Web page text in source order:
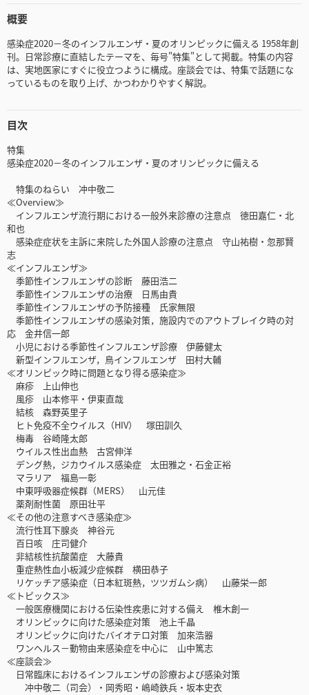
概要
感染症2020－冬のインフルエンザ・夏のオリンピックに備える 1958年創
刊。日常診療に直結したテーマを、毎号"特集"として掲載。特集の内容
は、実地医家にすぐに役立つように構成。座談会では、特集で話題にな
っているものを取り上げ、かつわかりやすく解説。
目次
特集
感染症2020－冬のインフルエンザ・夏のオリンピックに備える
特集のねらい 冲中敬二
≪Overview≫
インフルエンザ流行期における一般外来診療の注意点 徳田嘉仁・北
和也
感染症症状を主訴に来院した外国人診療の注意点 守山祐樹・忽那賢
志
≪インフルエンザ≫
季節性インフルエンザの診断 藤田浩二
季節性インフルエンザの治療 日馬由貴
季節性インフルエンザの予防接種 氏家無限
季節性インフルエンザの感染対策，施設内でのアウトブレイク時の対
応 金井信一郎
小児における季節性インフルエンザ診療 伊藤健太
新型インフルエンザ，鳥インフルエンザ 田村大輔
≪オリンピック時に問題となり得る感染症≫
麻疹 上山伸也
風疹 山本修平・伊東直哉
結核 森野英里子
ヒト免疫不全ウイルス（HIV） 塚田訓久
梅毒 谷崎隆太郎
ウイルス性出血熱 古宮伸洋
デング熱，ジカウイルス感染症 太田雅之・石金正裕
マラリア 福島一彰
中東呼吸器症候群（MERS） 山元佳
薬剤耐性菌 原田壮平
≪その他の注意すべき感染症≫
流行性耳下腺炎 神谷元
百日咳 庄司健介
非結核性抗酸菌症 大藤貴
重症熱性血小板減少症候群 横田恭子
リケッチア感染症（日本紅斑熱，ツツガムシ病） 山藤栄一郎
≪トピックス≫
一般医療機関における伝染性疾患に対する備え 椎木創一
オリンピックに向けた感染症対策 池上千晶
オリンピックに向けたバイオテロ対策 加來浩器
ワンヘルス－動物由来感染症を中心に 山中篤志
≪座談会≫
日常臨床におけるインフルエンザの診療および感染対策
冲中敬二（司会）・岡秀昭・嶋崎鉄兵・坂本史衣